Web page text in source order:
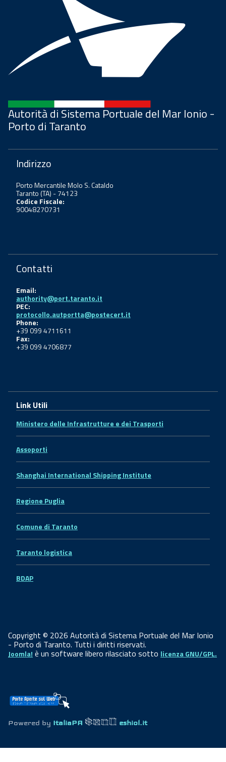
Autorità di Sistema Portuale del Mar Ionio -
Porto di Taranto
Indirizzo
Porto Mercantile Molo S. Cataldo
Taranto (TA) - 74123
Codice Fiscale:
90048270731
Contatti
Email:
authority@port.taranto.it
PEC:
protocollo.autportta@postecert.it
Phone:
+39 099 4711611
Fax:
+39 099 4706877
Link Utili
Ministero delle Infrastrutture e dei Trasporti
Assoporti
Shanghai International Shipping Institute
Regione Puglia
Comune di Taranto
Taranto logistica
BDAP
Copyright © 2026 Autorità di Sistema Portuale del Mar Ionio
- Porto di Taranto. Tutti i diritti riservati.
Joomla! è un software libero rilasciato sotto licenza GNU/GPL.
Powered by ItaliaPA eshiol.it